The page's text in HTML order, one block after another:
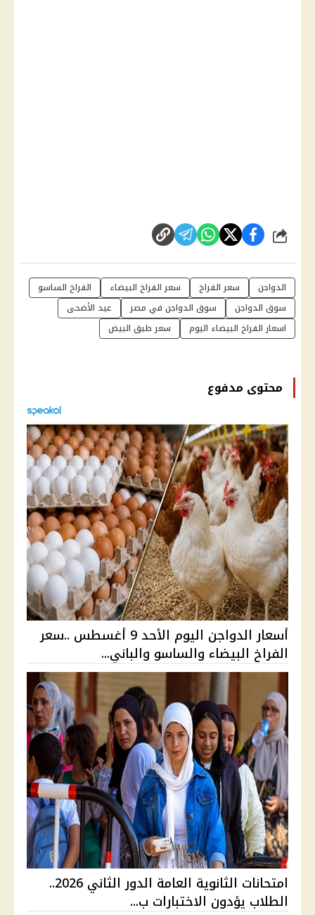
شارك
الدواجن سعر الفراخ سعر الفراخ البيضاء
الفراخ الساسو
سوق الدواجن
سوق الدواجن في مصر
عيد الأضحى
اسعار الفراخ البيضاء اليوم
سعر طبق البيض
محتوى مدفوع
أسعار الدواجن اليوم الأحد 9 أغسطس ..سعر
الفراخ البيضاء والساسو والباني...
امتحانات الثانوية العامة الدور الثاني 2026..
الطلاب يؤدون الاختبارات ب...